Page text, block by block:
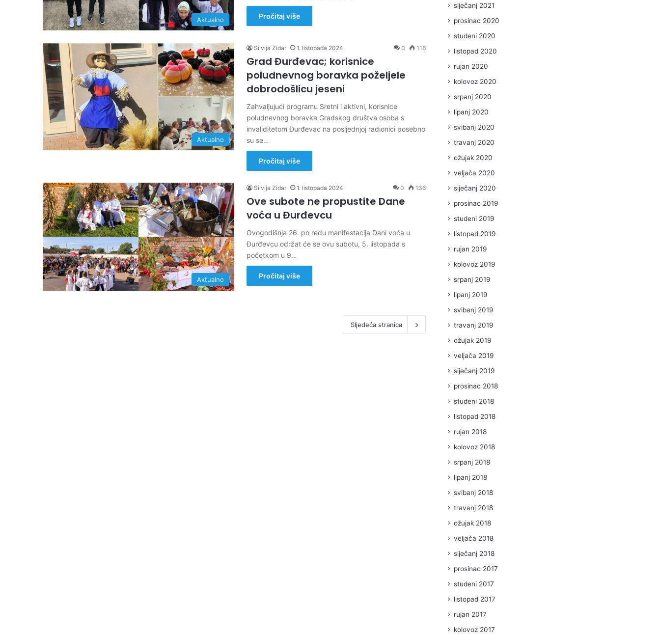
Aktualno Pročitaj više
Aktualno
Silvija Zidar 1. listopada 2024. 0 116
Grad Đurđevac; korisnice
poludnevnog boravka poželjele
dobrodošlicu jeseni
Zahvaljujući programu Sretni i aktivni, korisnice
poludnevnog boravka Gradskog društva osoba s
invaliditetom Đurđevac na posljednjoj radionici posebno
su se…
Pročitaj više
Aktualno
Silvija Zidar 1. listopada 2024. 0 136
Ove subote ne propustite Dane
voća u Đurđevcu
Ovogodišnja 26. po redu manifestacija Dani voća u
Đurđevcu održat će se ovu subotu, 5. listopada s
početkom u 9…
Pročitaj više
Sljedeća stranica
siječanj 2021
prosinac 2020
studeni 2020
listopad 2020
rujan 2020
kolovoz 2020
srpanj 2020
lipanj 2020
svibanj 2020
travanj 2020
ožujak 2020
veljača 2020
siječanj 2020
prosinac 2019
studeni 2019
listopad 2019
rujan 2019
kolovoz 2019
srpanj 2019
lipanj 2019
svibanj 2019
travanj 2019
ožujak 2019
veljača 2019
siječanj 2019
prosinac 2018
studeni 2018
listopad 2018
rujan 2018
kolovoz 2018
srpanj 2018
lipanj 2018
svibanj 2018
travanj 2018
ožujak 2018
veljača 2018
siječanj 2018
prosinac 2017
studeni 2017
listopad 2017
rujan 2017
kolovoz 2017